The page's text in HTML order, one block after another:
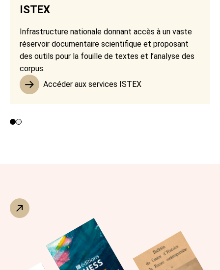
ISTEX
Infrastructure nationale donnant accès à un vaste
réservoir documentaire scientifique et proposant
des outils pour la fouille de textes et l’analyse des
corpus.
Accéder aux services ISTEX
Contributeurs 1 et 2
Contributeur 3